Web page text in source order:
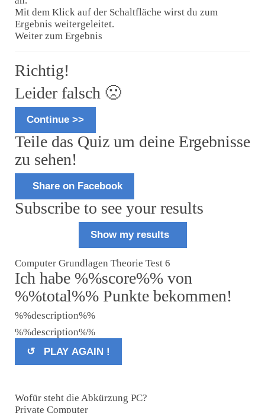
Mit dem Klick auf der Schaltfläche wirst du zum
Ergebnis weitergeleitet.
Weiter zum Ergebnis
Richtig!
Leider falsch 🙁
Continue >>
Teile das Quiz um deine Ergebnisse
zu sehen!
Share on Facebook
Subscribe to see your results
Show my results
Computer Grundlagen Theorie Test 6
Ich habe %%score%% von
%%total%% Punkte bekommen!
%%description%%
%%description%%
↺ PLAY AGAIN !
Wofür steht die Abkürzung PC?
Private Computer